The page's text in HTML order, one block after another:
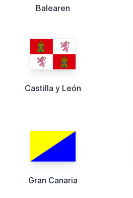
Balearen
Castilla y León
Gran Canaria